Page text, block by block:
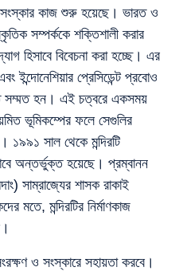
সংস্কার কাজ শুরু হয়েছে। ভারত ও
সম্পর্ককে শক্তিশালী করার
হিসাবে বিবেচনা করা হচ্ছে। এর
ইন্দোনেশিয়ার প্রেসিডেন্ট প্রবোও
সম্মত হন। এই চত্বরে একসময়
ভূমিকম্পের ফলে সেগুলির
১৯৯১ সাল থেকে মন্দিরটি
অন্তর্ভুক্ত হয়েছে। প্রম্বানন
সাম্রাজ্যের শাসক রাকাই
মতে, মন্দিরটির নির্মাণকাজ
ও সংস্কারে সহায়তা করবে।